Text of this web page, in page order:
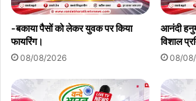
-बकाया पैसों को लेकर युवक पर किया
फायरिंग।
08/08/2026
आनंदी
विशाल
08/